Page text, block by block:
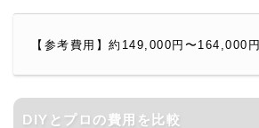
【参考費用】約149,000円〜164,000円
DIYとプロの費用を比較